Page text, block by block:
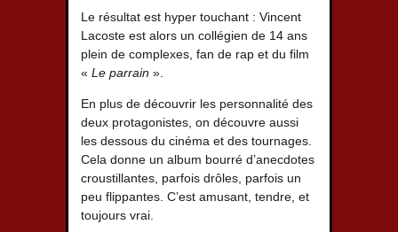
Le résultat est hyper touchant : Vincent
Lacoste est alors un collégien de 14 ans
plein de complexes, fan de rap et du film
« Le parrain ».
En plus de découvrir les personnalité des
deux protagonistes, on découvre aussi
les dessous du cinéma et des tournages.
Cela donne un album bourré d’anecdotes
croustillantes, parfois drôles, parfois un
peu flippantes. C’est amusant, tendre, et
toujours vrai.